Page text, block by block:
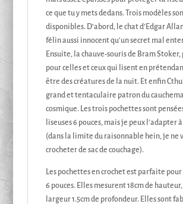
ce que tu y mets dedans. Trois modèles
disponibles. D’abord, le chat d’Edgar
félin aussi innocent qu’un secret mal
Ensuite, la chauve-souris de Bram
pour celles et ceux qui lisent en
être des créatures de la nuit. Et enfin
grand et tentaculaire patron du
cosmique. Les trois pochettes sont
liseuses 6 pouces, mais je peux l'adapter
(dans la limite du raisonnable hein, je ne
crocheter de sac de couchage).
Les pochettes en crochet est parfaite pour
6 pouces. Elles mesurent 18cm de hauteur,
largeur 1.5cm de profondeur. Elles sont